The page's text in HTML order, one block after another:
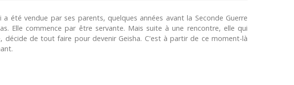
été vendue par ses parents, quelques années avant la Seconde Guerre
Elle commence par être servante. Mais suite à une rencontre, elle qui
décide de tout faire pour devenir Geisha. C'est à partir de ce moment-là